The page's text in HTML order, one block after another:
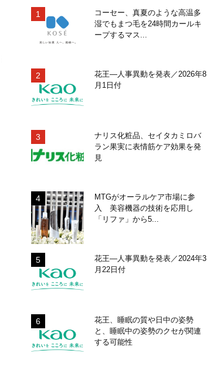
コーセー、真夏のような高温多
湿でもまつ毛を24時間カールキ
ープするマス...
花王―人事異動を発表／2026年8
月1日付
ナリス化粧品、セイタカミロバ
ラン果実に表情筋ケア効果を発
見
MTGがオーラルケア市場に参
入 美容機器の技術を応用し
「リファ」から5...
花王―人事異動を発表／2024年3
月22日付
花王、睡眠の質や日中の姿勢
と、睡眠中の姿勢のクセが関連
する可能性